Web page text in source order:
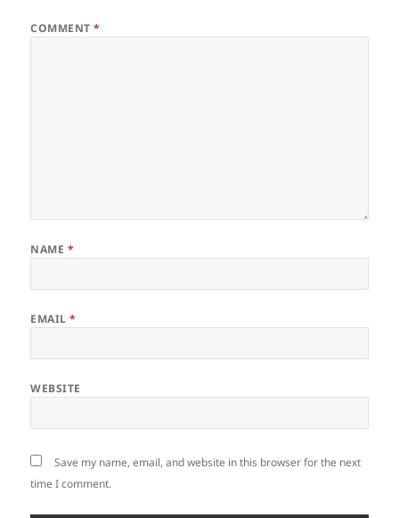
COMMENT*
NAME *
EMAIL*
WEBSITE
Save my name, email, and website in this browser for the next
time I comment.